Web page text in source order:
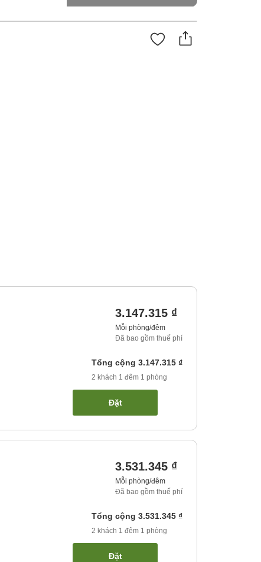
3.147.315 ₫
Mỗi phòng/đêm
Đã bao gồm thuế phí
Tổng cộng 3.147.315 ₫
2 khách 1 đêm 1 phòng
Đặt
3.531.345 ₫
Mỗi phòng/đêm
Đã bao gồm thuế phí
Tổng cộng 3.531.345 ₫
2 khách 1 đêm 1 phòng
Đặt